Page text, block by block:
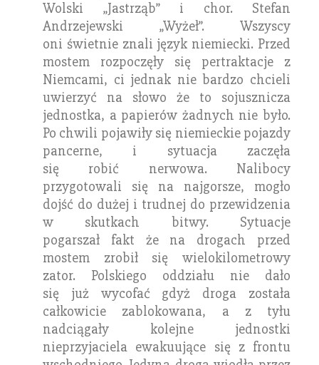
Wolski „Jastrząb” i chor. Stefan
Andrzejewski „Wyżeł”. Wszyscy
oni świetnie znali język niemiecki. Przed
mostem rozpoczęły się pertraktacje z
Niemcami, ci jednak nie bardzo chcieli
uwierzyć na słowo że to sojusznicza
jednostka, a papierów żadnych nie było.
Po chwili pojawiły się niemieckie pojazdy
pancerne, i sytuacja zaczęła
się robić nerwowa. Nalibocy
przygotowali się na najgorsze, mogło
dojść do dużej i trudnej do przewidzenia
w skutkach bitwy. Sytuacje
pogarszał fakt że na drogach przed
mostem zrobił się wielokilometrowy
zator. Polskiego oddziału nie dało
się już wycofać gdyż droga została
całkowicie zablokowana, a z tyłu
nadciągały kolejne jednostki
nieprzyjaciela ewakuujące się z frontu